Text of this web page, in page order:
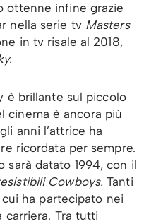
ottenne infine grazie
nella serie tv Masters
in tv risale al 2018,
è brillante sul piccolo
cinema è ancora più
anni l’attrice ha
ricordata per sempre.
sarà datato 1994, con il
Cowboys. Tanti
ha partecipato nei
carriera. Tra tutti